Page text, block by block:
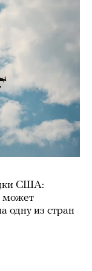
США:
может
одну из стран